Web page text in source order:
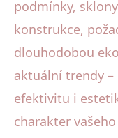
podmínky,
konstrukce,
dlouhodobou
aktuální trendy
efektivitu i
charakter